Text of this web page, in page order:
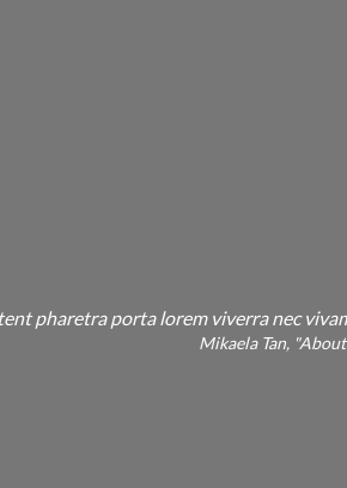
pharetra porta lorem viverra nec
Mikaela Tan,